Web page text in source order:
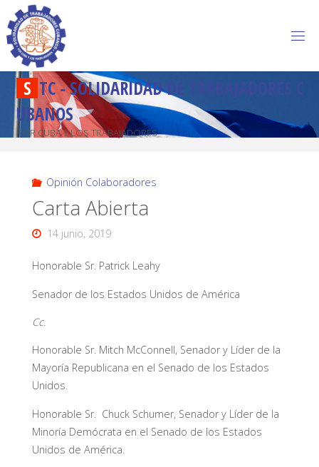
S TC-SOLIDARIDADD R A BAJADORES C
U BANOS
POR CUBA Y LOS TRABAJADORES
Opinión Colaboradores
Carta Abierta
14 junio, 2019
Honorable Sr. Patrick Leahy
Senador de los Estados Unidos de América
Cc.
Honorable Sr. Mitch McConnell, Senador y Líder de la
Mayoría Republicana en el Senado de los Estados
Unidos.
Honorable Sr. Chuck Schumer, Senador y Líder de la
Minoría Demócrata en el Senado de los Estados
Unidos de América.